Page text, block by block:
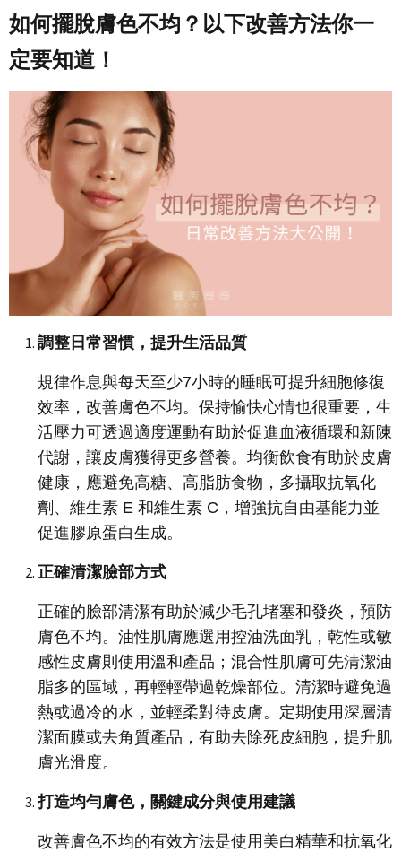
如何擺脫膚色不均？以下改善方法你一
定要知道！
調整日常習慣，提升生活品質
規律作息與每天至少7小時的睡眠可提升細胞修復
效率，改善膚色不均。保持愉快心情也很重要，生
活壓力可透過適度運動有助於促進血液循環和新陳
代謝，讓皮膚獲得更多營養。均衡飲食有助於皮膚
健康，應避免高糖、高脂肪食物，多攝取抗氧化
劑、維生素 E 和維生素 C，增強抗自由基能力並
促進膠原蛋白生成。
正確清潔臉部方式
正確的臉部清潔有助於減少毛孔堵塞和發炎，預防
膚色不均。油性肌膚應選用控油洗面乳，乾性或敏
感性皮膚則使用溫和產品；混合性肌膚可先清潔油
脂多的區域，再輕輕帶過乾燥部位。清潔時避免過
熱或過冷的水，並輕柔對待皮膚。定期使用深層清
潔面膜或去角質產品，有助去除死皮細胞，提升肌
膚光滑度。
打造均勻膚色，關鍵成分與使用建議
改善膚色不均的有效方法是使用美白精華和抗氧化